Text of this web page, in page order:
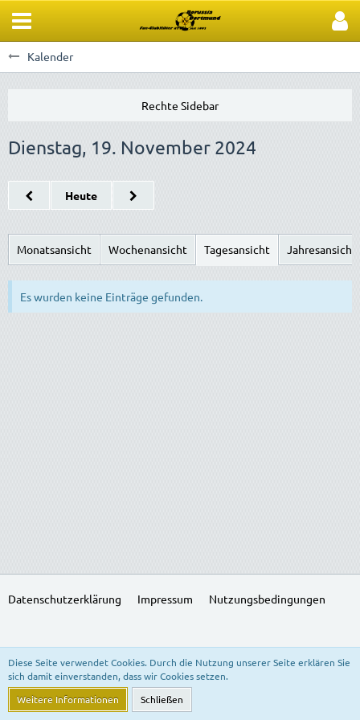
Kalender
Dienstag, 19. November 2024
Heute
Monatsansicht Wochenansicht Tagesansicht Jahresansicht
Es wurden keine Einträge gefunden.
Datenschutzerklärung Impressum Nutzungsbedingungen
Stil:Freedom of Life, erstellt von
Community-Software:WoltLab Suite™ 5.3.24
Diese Seite verwendet Cookies. Durch die Nutzung unserer Seite erklären Sie
sich damit einverstanden, dass wir Cookies setzen.
Weitere Informationen
Schließen